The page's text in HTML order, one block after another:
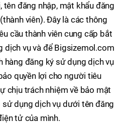
đăng nhập, mật khẩu đăng
viên). Đây là các thông
cầu thành viên cung cấp bắt
dịch vụ và để Bigsizemol.com
hàng đăng ký sử dụng dịch vụ
quyền lợi cho người tiêu
chịu trách nhiệm về bảo mật
dụng dịch vụ dưới tên đăng
tử của mình.